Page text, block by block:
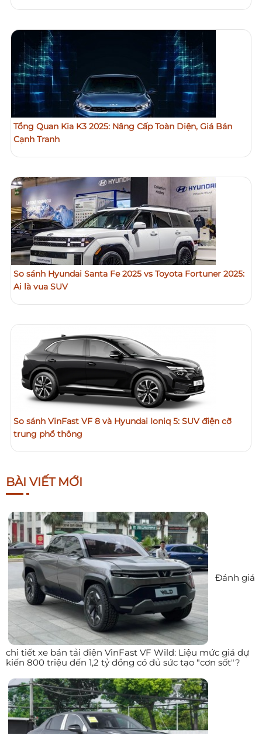
Tổng Quan Kia K3 2025: Nâng Cấp Toàn Diện, Giá Bán
Cạnh Tranh
So sánh Hyundai Santa Fe 2025 vs Toyota Fortuner 2025:
Ai là vua SUV
So sánh VinFast VF 8 và Hyundai Ioniq 5: SUV điện cỡ
trung phổ thông
BÀI VIẾT MỚI
Đánh giá
chi tiết xe bán tải điện VinFast VF Wild: Liệu mức giá dự
kiến 800 triệu đến 1,2 tỷ đồng có đủ sức tạo "cơn sốt"?